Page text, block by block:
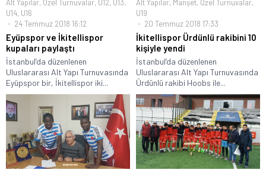
Alt Yapılar, Özel Turnuvalar, U12, U13,
U14, U16
24 Temmuz 2018 16:12
Eyüpspor ve İkitellispor
kupaları paylaştı
İstanbul’da düzenlenen
Uluslararası Alt Yapı Turnuvasında
Eyüpspor bir, İkitellispor iki...
Alt Yapılar, Manşet, Özel Turnuvalar,
U19
20 Temmuz 2018 17:33
İkitellispor Ürdünlü rakibini 10
kişiyle yendi
İstanbul’da düzenlenen
Uluslararası Alt Yapı Turnuvasında
Ürdünlü rakibi Hoobs ile...